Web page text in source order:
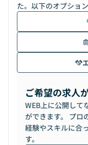
た。以下のオプショ
ご希望の求人
WEB上に公開して
ができます。 プロ
経験やスキルに合
す。